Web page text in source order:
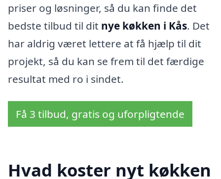
priser og løsninger, så du kan finde det
bedste tilbud til dit nye køkken i Kås. Det
har aldrig været lettere at få hjælp til dit
projekt, så du kan se frem til det færdige
resultat med ro i sindet.
Få 3 tilbud, gratis og uforpligtende
Hvad koster nyt køkken